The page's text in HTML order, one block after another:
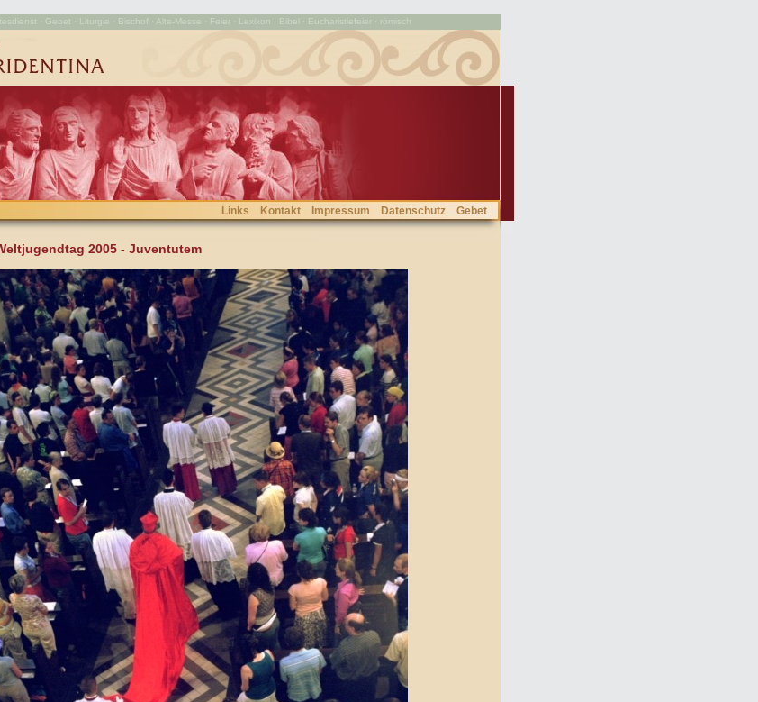
· Gebet · Liturgie · Bischof · Alte-Messe · Feier · Lexikon · Bibel · Eucharistiefeier · römisch
Links Kontakt Impressum Datenschutz Gebet
2005 - Juventutem